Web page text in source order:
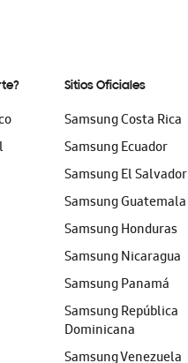
Sitios Oficiales
Samsung Costa Rica
Samsung Ecuador
Samsung El Salvador
Samsung Guatemala
Samsung Honduras
Samsung Nicaragua
Samsung Panamá
Samsung República
Dominicana
Samsung Venezuela